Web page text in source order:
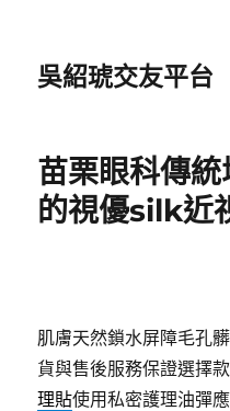
吳紹琥交友平台
苗栗眼科傳
的視優silk近
肌膚天然鎖水屏障毛孔
貨與售後服務保證選擇
理貼使用私密護理油彈